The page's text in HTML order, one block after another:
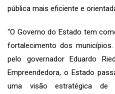
pública mais eficiente e
“O Governo do Estado tem
fortalecimento dos
pelo governador Eduardo
Empreendedora, o Estado
uma visão estratégica de